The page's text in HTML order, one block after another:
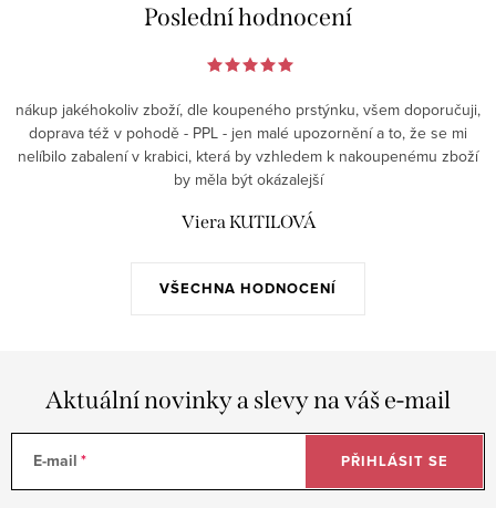
Poslední hodnocení
VŠECHNA HODNOCENÍ
nákup jakéhokoliv zboží, dle koupeného prstýnku, všem doporučuji,
doprava též v pohodě - PPL - jen malé upozornění a to, že se mi
nelíbilo zabalení v krabici, která by vzhledem k nakoupenému zboží
by měla být okázalejší
Viera KUTILOVÁ
Aktuální novinky a slevy na váš e-mail
E-mail PŘIHLÁSIT SE